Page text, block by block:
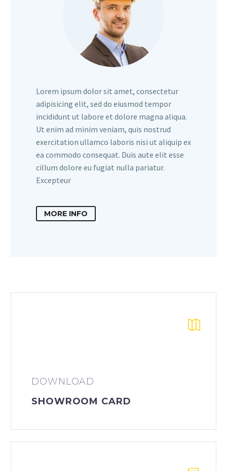
Lorem ipsum dolor sit amet, consectetur
adipisicing elit, sed do eiusmod tempor
incididunt ut labore et dolore magna aliqua.
Ut enim ad minim veniam, quis nostrud
exercitation ullamco laboris nisi ut aliquip ex
ea commodo consequat. Duis aute elit esse
cillum dolore eu fugiat nulla pariatur.
Excepteur
MORE INFO


DOWNLOAD
SHOWROOM CARD